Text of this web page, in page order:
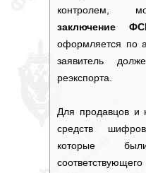
контролем,
заключение
оформляется по
заявитель
реэкспорта.
Для продавцов и
средств
которые